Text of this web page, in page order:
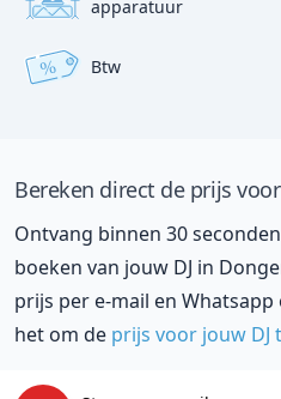
apparatuur
% Btw
Bereken direct de prijs
Ontvang binnen 30
boeken van jouw DJ in
prijs per e-mail en
het om de prijs voor jouw DJ